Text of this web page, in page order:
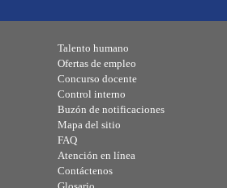
Talento humano
Ofertas de empleo
Concurso docente
Control interno
Buzón de notificaciones
Mapa del sitio
FAQ
Atención en línea
Contáctenos